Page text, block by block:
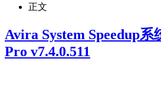
正文
Avira System Speedup
Pro v7.4.0.511